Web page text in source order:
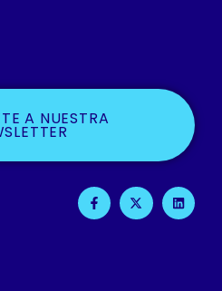
A NUESTRA
F
A
C
X
-
T
L
I
N